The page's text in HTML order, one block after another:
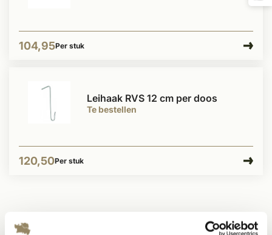
104,95Per stuk
Te bestellen
Leihaak RVS 12 cm per doos
120,50Per stuk